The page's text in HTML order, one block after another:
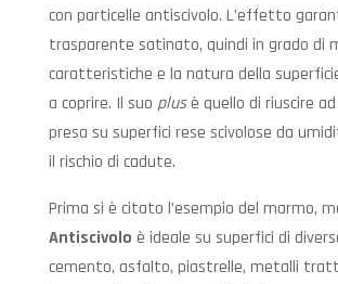
con particelle antiscivolo. L’effetto
trasparente satinato, quindi in grado di
caratteristiche e la natura della
a coprire. Il suo plusè quello di riuscire
presa su superfici rese scivolose da
il rischio di cadute.
Prima si è citato l’esempio del marmo,
Antiscivolo è ideale su superfici di
cemento, asfalto, piastrelle, metalli